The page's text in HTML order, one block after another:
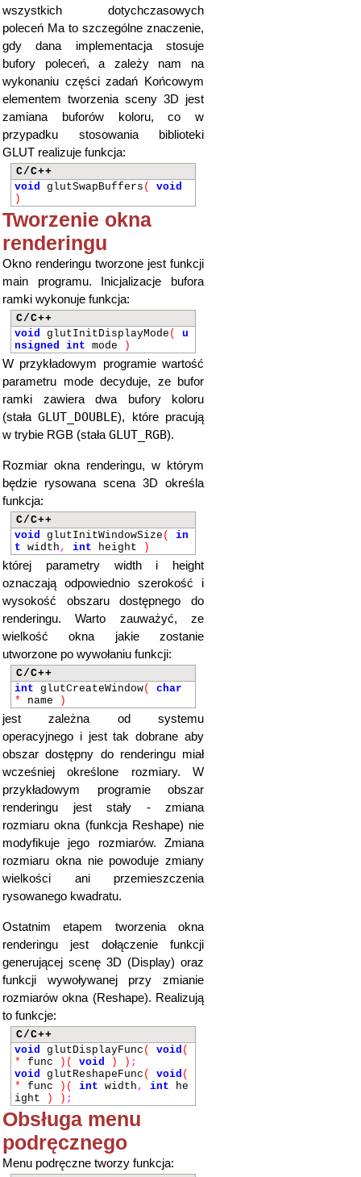
wszystkich dotychczasowych
poleceń Ma to szczególne znaczenie,
gdy dana implementacja stosuje
bufory poleceń, a zależy nam na
wykonaniu części zadań Końcowym
elementem tworzenia sceny 3D jest
zamiana buforów koloru, co w
przypadku stosowania biblioteki
GLUT realizuje funkcja:
C/C++
void glutSwapBuffers (
void
)
Tworzenie okna
renderingu
Okno renderingu tworzone jest funkcji
main programu. Inicjalizacje bufora
ramki wykonuje funkcja:
C/C++
void glutInitDisplayMode (
u
nsigned int mode )
W przykładowym programie wartość
parametru mode decyduje, ze bufor
ramki zawiera dwa bufory koloru
(stałaGLUT_DOUBLE), które pracują
w trybie RGB (stała GLUT_RGB).
Rozmiar okna renderingu, w którym
będzie rysowana scena 3D określa
funkcja:
C/C++
void glutInitWindowSize (
in
t width , int height )
której parametry width i height
oznaczają odpowiednio szerokość i
wysokość obszaru dostępnego do
renderingu. Warto zauważyć, ze
wielkość okna jakie zostanie
utworzone po wywołaniu funkcji:
C/C++
int glutCreateWindow(
char
*
name )
jest zależna od systemu
operacyjnego i jest tak dobrane aby
obszar dostępny do renderingu miał
wcześniej określone rozmiary. W
przykładowym programie obszar
renderingu jest stały - zmiana
rozmiaru okna (funkcja Reshape) nie
modyfikuje jego rozmiarów. Zmiana
rozmiaru okna nie powoduje zmiany
wielkości ani przemieszczenia
rysowanego kwadratu.
Ostatnim etapem tworzenia okna
renderingu jest dołączenie funkcji
generującej scenę 3D (Display) oraz
funkcji wywoływanej przy zmianie
rozmiarów okna (Reshape). Realizują
to funkcje:
C/C++
void glutDisplayFunc ( void (
*
func ) ( void ) ) ;
void glutReshapeFunc ( void (
*
func ) ( int width , int he
ight
) ) ;
Obsługa menu
podręcznego
Menu podręczne tworzy funkcja: